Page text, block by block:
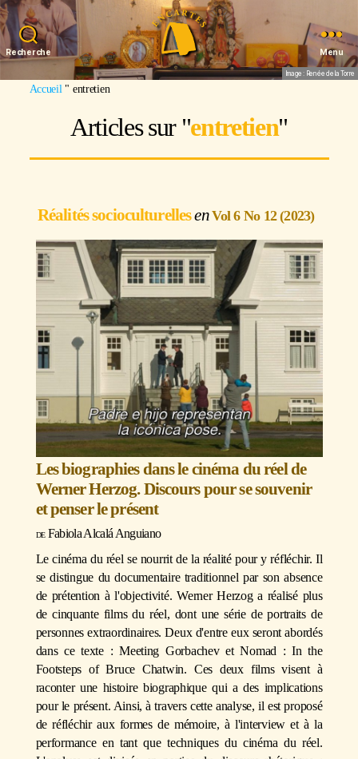
Recherche Menu
Image : Renée de la Torre
Accueil " entretien
Articles sur "entretien"
Réalités socioculturelles Vol 6 No 12 (2023)
Les biographies dans le cinéma du réel de
Werner Herzog. Discours pour se souvenir
et penser le présent
Fabiola Alcalá Anguiano
Le cinéma du réel se nourrit de la réalité pour y réfléchir. Il
se distingue du documentaire traditionnel par son absence
de prétention à l'objectivité. Werner Herzog a réalisé plus
de cinquante films du réel, dont une série de portraits de
personnes extraordinaires. Deux d'entre eux seront abordés
dans ce texte : Meeting Gorbachev et Nomad : In the
Footsteps of Bruce Chatwin. Ces deux films visent à
raconter une histoire biographique qui a des implications
pour le présent. Ainsi, à travers cette analyse, il est proposé
de réfléchir aux formes de mémoire, à l'interview et à la
performance en tant que techniques du cinéma du réel.